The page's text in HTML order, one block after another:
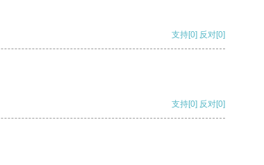
支持[0] 反对[0]
支持[0] 反对[0]